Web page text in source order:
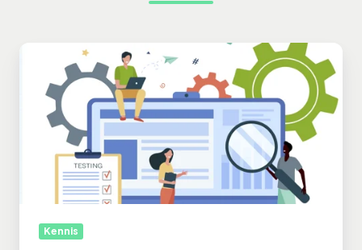
redenen
waarom
testen
echt
niet
Kennis